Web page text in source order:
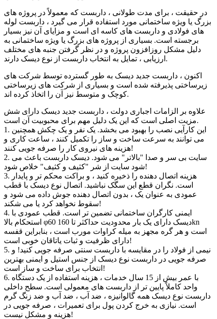
در حقیقت ، برای مدت طولانی ، داربست که معمولاً در پروژه های
بزرگ یا ویژه ساختمانی مورد استفاده قرار می گیرد ، داربست لوله
های فولادی و داربست های کاسه ای است و مزایای آن نیز بسیار
برجسته است. بسیاری از پروژه های بزرگ یا ویژه ساختمانی به
دلیل مشکل روزافزون پروژه و در نظر گرفتن جنبه های مختلف
ارزیابی ، تمایل به انتخاب داربست از نوع دیسک دارند.
اکنون ، داربست جدید دیسک به طور گسترده توسط شرکت های
زیرساختی پذیرفته شده است و بسیاری از شرکت های زیرساختی
کوچک و متوسط ​​نیز آن را اتخاذ کرده اند.
علاوه بر الزامات اجباری دولت ، داربست جدید دیسک دارای شش
مزیت اصلی است که این یک دلیل مهم برای محبوبیت آن است.
1. این کارآیی نصب را بهبود می بخشد. یک نفر و یک چکش همچنین
می توانند به سرعت ساخت و ساز را تکمیل کنند ، ساعت کاری و
هزینه های نیروی کار را صرفه جویی کنند!
2. سایت بی سر و صدا "بالاتر" می شود. دیسک داربست باعث می
شود سایت از شر "کثیف و کثیف" خلاص شود!
3. هزینه اتصال دهنده را ذخیره کنید ، و براکت محکم تر و پایدار
است. نگران قطع این سگک نباشید. اتصال نوع دیسک با قطب
عمودی به عنوان یک ، بدون اتصال دهنده جوش داده می شود و
سقوط نخواهد کرد یا می شکند!
4. ایمنی کارگران ساختمانی تضمین تر است. قطب عمودی با
استحکام بالا φ60 دیسک دارای یک بار محدودیت حداکثر تا 160kn
است و هر گره مجهز به میله کراوات مورب است ، بنابراین قفسه
دارای ظرفیت و ثبات یاتاقان خوبی است!
5. نیمی از فولاد را در مقایسه با داربست سنتی صرفه جویی کنید! و
صرفه جویی در داربست نوع دیسک از جنس استیل و ایمنی بهترین
انتخاب برای ساخت و ساز است!
6. با عمر بیش از 15 سال خدمات ، هزینه استفاده از یک دستگاه
واحد کاملاً پایین تر از داربست های معمولی است. سطح داخلی
داربست نوع دیسک همه گالوانیزه ، ضد آب ، ضد آب و ضد زنگ گرم
است. نیازی به خرج کردن پول برای تعمیرات ، صرفه جویی در
هزینه و مشکل نیست!